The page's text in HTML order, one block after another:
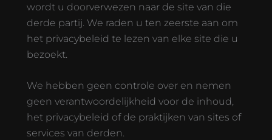
wordt u doorverwezen naar de site van die
derde partij. We raden u ten zeerste aan om
het privacybeleid te lezen van elke site die u
bezoekt.
We hebben geen controle over en nemen
geen verantwoordelijkheid voor de inhoud,
het privacybeleid of de praktijken van sites of
services van derden.